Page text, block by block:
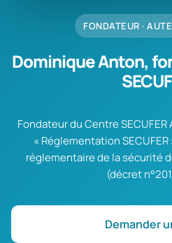
FONDATEUR ·
Dominique Anton,
Fondateur du Centre
« Réglementation
réglementaire de la sécurité
(décret
Demander